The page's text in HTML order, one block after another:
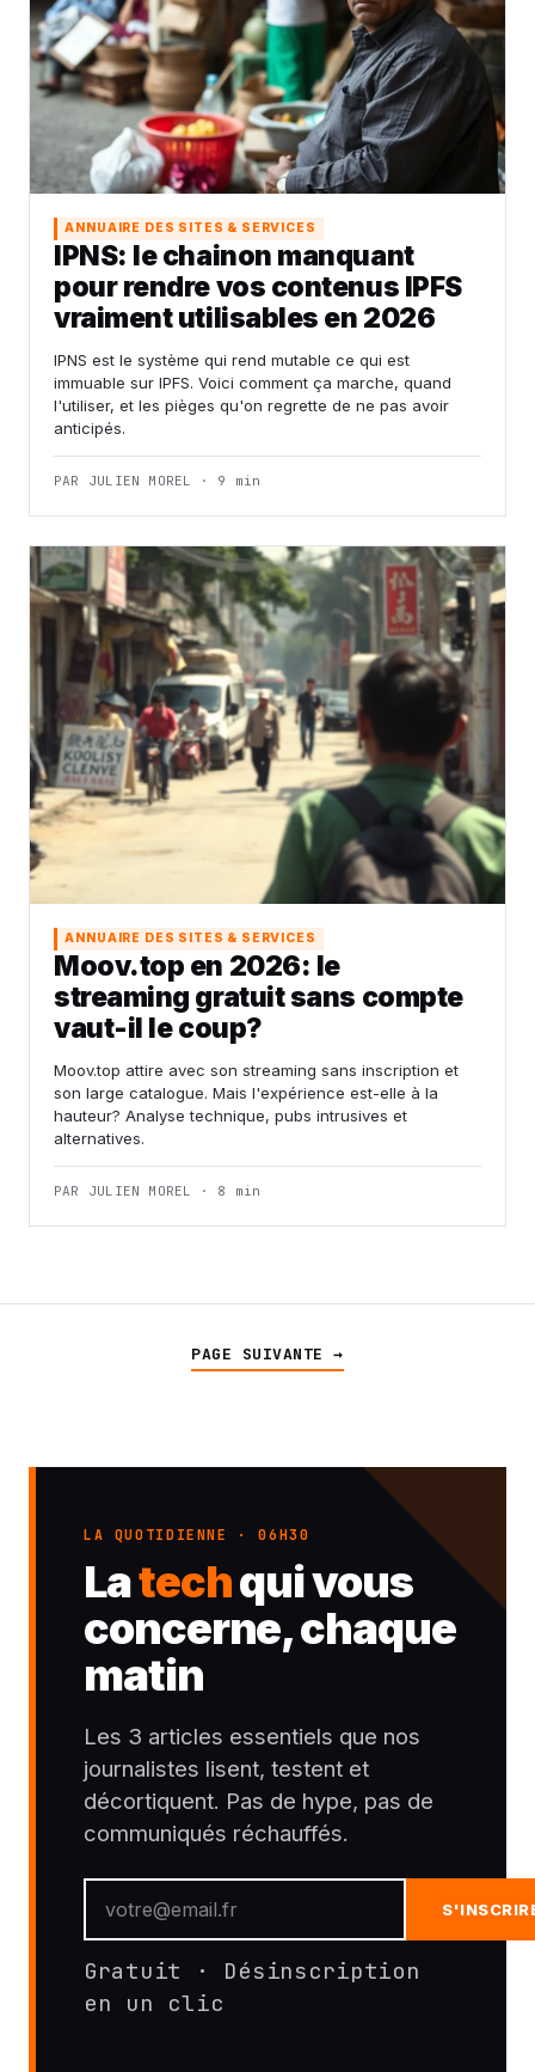
ANNUAIRE DES SITES & SERVICES
IPNS: le chainon manquant
pour rendre vos contenus IPFS
vraiment utilisables en 2026
IPNS est le système qui rend mutable ce qui est
immuable sur IPFS. Voici comment ça marche, quand
l'utiliser, et les pièges qu'on regrette de ne pas avoir
anticipés.
PAR JULIEN MOREL · 9 min
ANNUAIRE DES SITES & SERVICES
Moov.top en 2026: le
streaming gratuit sans compte
vaut-il le coup?
Moov.top attire avec son streaming sans inscription et
son large catalogue. Mais l'expérience est-elle à la
hauteur? Analyse technique, pubs intrusives et
alternatives.
PAR JULIEN MOREL · 8 min
PAGE SUIVANTE →
LA QUOTIDIENNE · 06H30
Latechqui vous
concerne, chaque
matin
Les 3 articles essentiels que nos
journalistes lisent, testent et
décortiquent. Pas de hype, pas de
communiqués réchauffés.
Gratuit · Désinscription
en un clic